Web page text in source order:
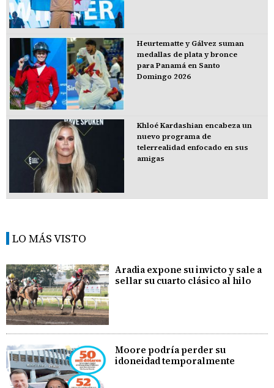
Heurtematte y Gálvez suman
medallas de plata y bronce
para Panamá en Santo
Domingo 2026
Khloé Kardashian encabeza un
nuevo programa de
telerrealidad enfocado en sus
amigas
LO MÁS VISTO
Aradia expone su invicto y sale a
sellar su cuarto clásico al hilo
Moore podría perder su
idoneidad temporalmente